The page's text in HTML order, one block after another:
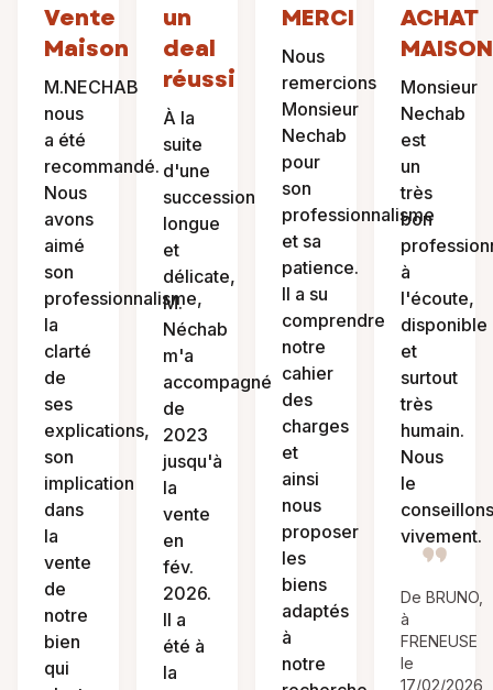
Vente
Maison
M.NECHAB
nous
a été
recommandé.
Nous
avons
aimé
son
professionnalisme,
la
clarté
de
ses
explications,
son
implication
dans
la
vente
de
notre
bien
qui
un
deal
réussi
À la
suite
d'une
succession
longue
et
délicate,
M.
Néchab
m'a
accompagné
de
2023
jusqu'à
la
vente
en
fév.
2026.
Il a
été à
la
MERCI
Nous
remercions
Monsieur
Nechab
pour
son
professionnalisme
et sa
patience.
Il a su
comprendre
notre
cahier
des
charges
et
ainsi
nous
proposer
les
biens
adaptés
à
notre
ACHAT
MAISON
Monsieur
Nechab
est
un
très
bon
à
l'écoute,
disponible
et
surtout
très
humain.
Nous
le
conseillons
vivement.
De BRUNO,
à
FRENEUSE
le
17/02/2026